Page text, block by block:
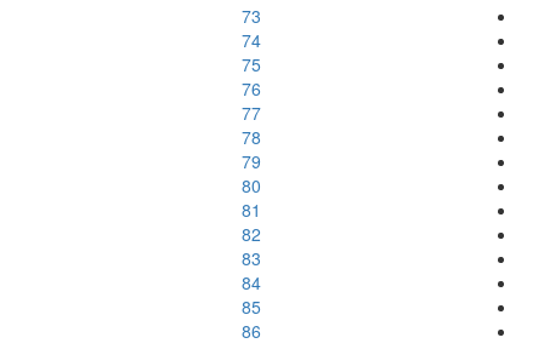
73
74
75
76
77
78
79
80
81
82
83
84
85
86